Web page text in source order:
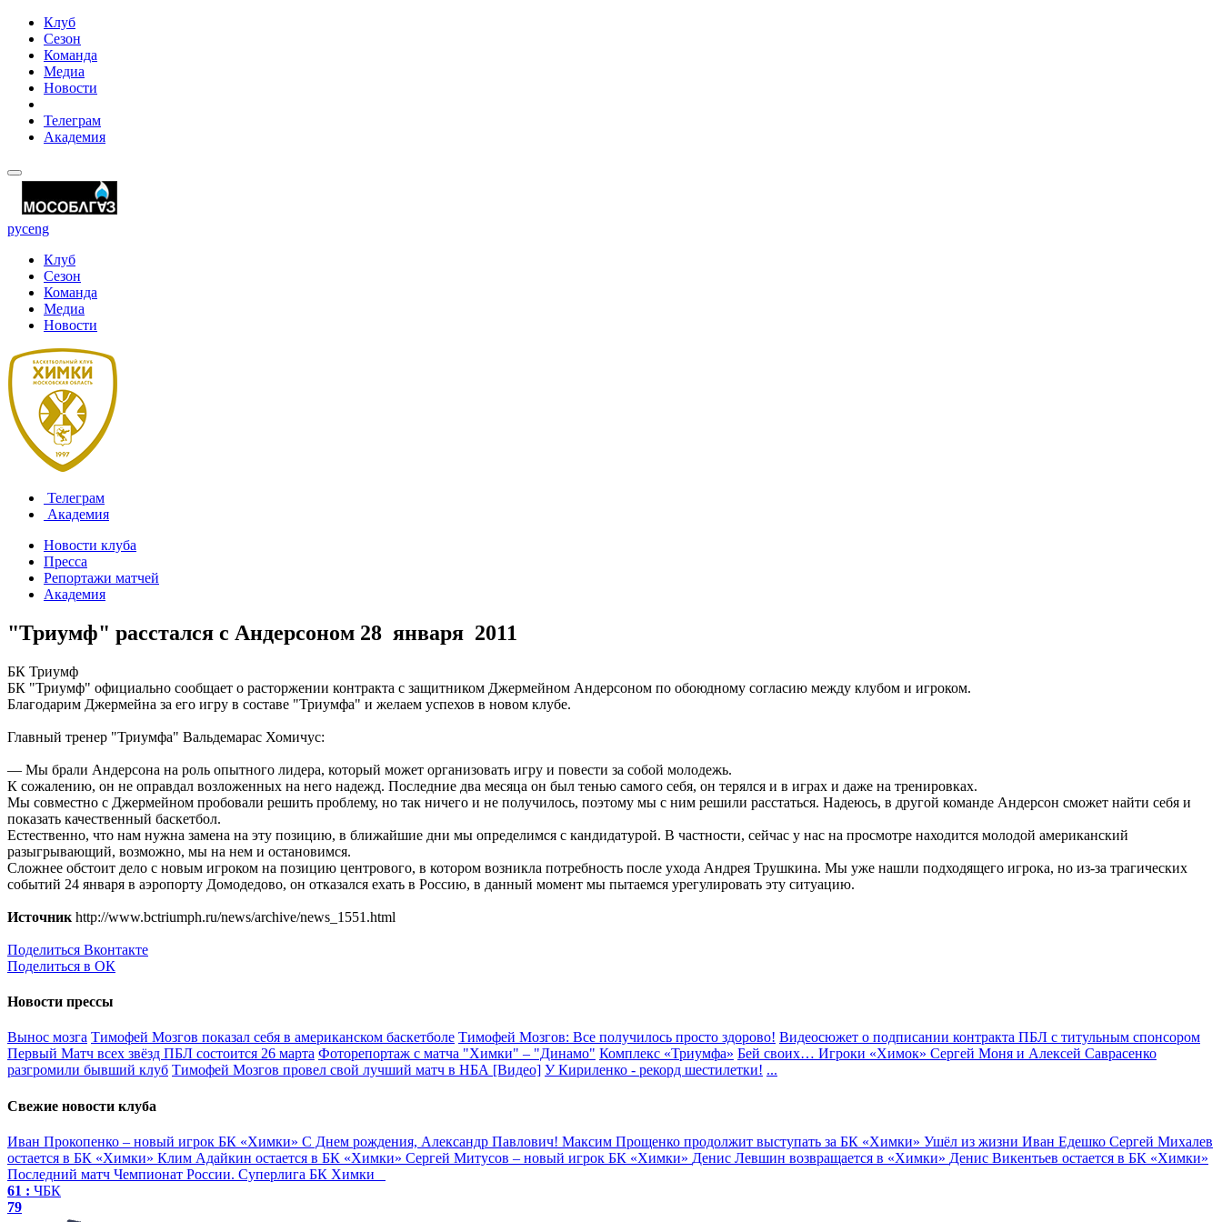
Клуб
Сезон
Команда
Медиа
Новости
Телеграм
Академия
русeng
Клуб
Сезон
Команда
Медиа
Новости
Телеграм
Академия
Новости клуба
Пресса
Репортажи матчей
Академия
"Триумф" расстался с Андерсоном 28 января 2011
БК Триумф
БК "Триумф" официально сообщает о расторжении контракта с защитником Джермейном Андерсоном по обоюдному согласию между клубом и игроком.
Благодарим Джермейна за его игру в составе "Триумфа" и желаем успехов в новом клубе.
Главный тренер "Триумфа" Вальдемарас Хомичус:
— Мы брали Андерсона на роль опытного лидера, который может организовать игру и повести за собой молодежь.
К сожалению, он не оправдал возложенных на него надежд. Последние два месяца он был тенью самого себя, он терялся и в играх и даже на тренировках.
Мы совместно с Джермейном пробовали решить проблему, но так ничего и не получилось, поэтому мы с ним решили расстаться. Надеюсь, в другой команде Андерсон сможет найти себя и
показать качественный баскетбол.
Естественно, что нам нужна замена на эту позицию, в ближайшие дни мы определимся с кандидатурой. В частности, сейчас у нас на просмотре находится молодой американский
разыгрывающий, возможно, мы на нем и остановимся.
Сложнее обстоит дело с новым игроком на позицию центрового, в котором возникла потребность после ухода Андрея Трушкина. Мы уже нашли подходящего игрока, но из-за трагических
событий 24 января в аэропорту Домодедово, он отказался ехать в Россию, в данный момент мы пытаемся урегулировать эту ситуацию.
Источник http://www.bctriumph.ru/news/archive/news_1551.html
Поделиться Вконтакте
Поделиться в ОК
Новости прессы
Вынос мозга Тимофей Мозгов показал себя в американском баскетболе Тимофей Мозгов: Все получилось просто здорово! Видеосюжет о подписании контракта ПБЛ с титульным спонсором
Первый Матч всех звёзд ПБЛ состоится 26 марта Фоторепортаж с матча "Химки" – "Динамо" Комплекс «Триумфа» Бей своих… Игроки «Химок» Сергей Моня и Алексей Саврасенко
разгромили бывший клуб Тимофей Мозгов провел свой лучший матч в НБА [Видео] У Кириленко - рекорд шестилетки! ...
Свежие новости клуба
Иван Прокопенко – новый игрок БК «Химки» С Днем рождения, Александр Павлович! Максим Прощенко продолжит выступать за БК «Химки» Ушёл из жизни Иван Едешко Сергей Михалев
остается в БК «Химки» Клим Адайкин остается в БК «Химки» Сергей Митусов – новый игрок БК «Химки» Денис Левшин возвращается в «Химки» Денис Викентьев остается в БК «Химки»
Последний матч Чемпионат России. Суперлига БК Химки
61 : ЧБК
79